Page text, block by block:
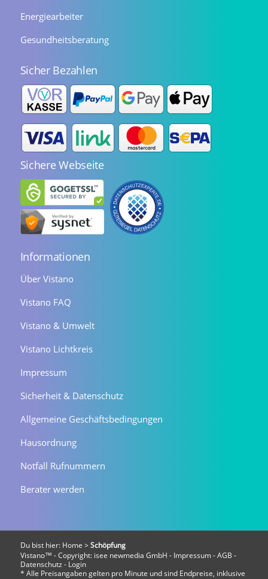
Energiearbeiter
Gesundheitsberatung
Sicher Bezahlen
Sichere Webseite
Informationen
Über Vistano
Vistano FAQ
Vistano & Umwelt
Vistano Lichtkreis
Impressum
Sicherheit & Datenschutz
Allgemeine Geschäftsbedingungen
Hausordnung
Notfall Rufnummern
Berater werden
Du bist hier: Home > Schöpfung
Vistano™ - Copyright: isee newmedia GmbH - Impressum-AGB -
Datenschutz - Login
* Alle Preisangaben gelten pro Minute und sind Endpreise, inklusive